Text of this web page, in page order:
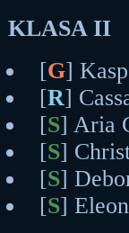
KLASA II
[G]
[R]
[S] Aria
[S]
[S]
[S]